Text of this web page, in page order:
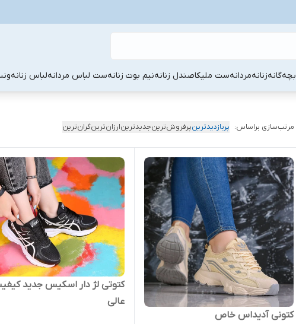
بچه‌گانهزنانهمردانهست ملیکاصندل زنانهنیم بوت زنانهست لباس مردانهلباس زنانه
مرتب‌سازی براساس: پربازدیدترینپرفروش‌ترینجدیدترینارزان‌ترینگران‌ترین
کتونی آدیداس خاص
کتوتی لژ دار اسکیس جدید
عالی